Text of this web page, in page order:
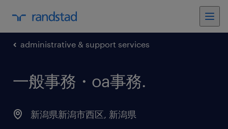
administrative & support services
一般事務・oa事務.
新潟県新潟市西区, 新潟県